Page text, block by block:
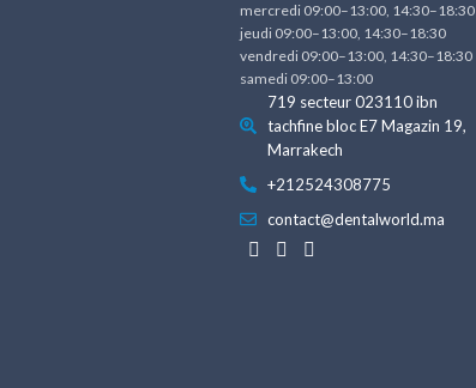
mercredi 09:00–13:00, 14:30–18:30
jeudi 09:00–13:00, 14:30–18:30
vendredi 09:00–13:00, 14:30–18:30
samedi 09:00–13:00
719 secteur 023110 ibn
tachfine bloc E7 Magazin 19,
Marrakech
+212524308775
contact@dentalworld.ma